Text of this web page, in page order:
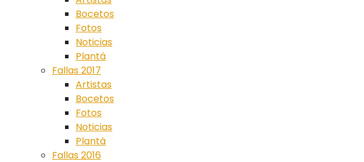
Bocetos
Fotos
Noticias
Plantá
Fallas 2017
Artistas
Bocetos
Fotos
Noticias
Plantà
Fallas 2016